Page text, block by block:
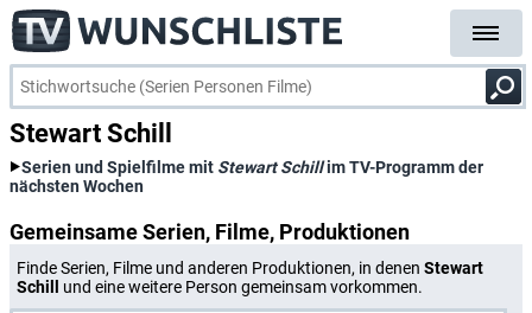
Stewart Schill
Serien und Spielfilme mit Stewart Schillim TV-Programm der
nächsten Wochen
Gemeinsame Serien, Filme, Produktionen
Finde Serien, Filme und anderen Produktionen, in denen Stewart
Schill
und eine weitere Person gemeinsam vorkommen.